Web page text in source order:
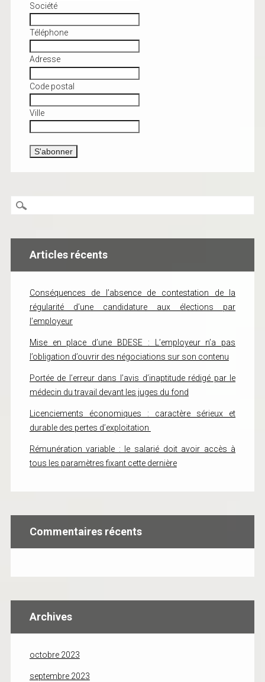
Société
Téléphone
Adresse
Code postal
Ville
Articles récents
Conséquences de l’absence de contestation de la
régularité d’une candidature aux élections par
l’employeur
Mise en place d’une BDESE : L’employeur n’a pas
l’obligation d’ouvrir des négociations sur son contenu
Portée de l’erreur dans l’avis d’inaptitude rédigé par le
médecin du travail devant les juges du fond
Licenciements économiques : caractère sérieux et
durable des pertes d’exploitation
Rémunération variable : le salarié doit avoir accès à
tous les paramètres fixant cette dernière
Commentaires récents
Archives
octobre 2023
septembre 2023